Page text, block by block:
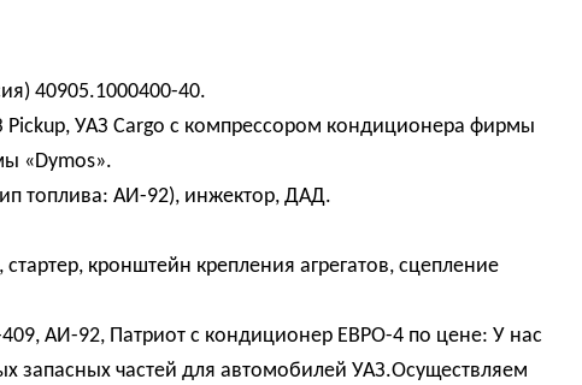
40905.1000400-40.
Pickup, УАЗ Cargo с компрессором кондиционера фирмы
«Dymos».
топлива: АИ-92), инжектор, ДАД.
кронштейн крепления агрегатов, сцепление
АИ-92, Патриот с кондиционер ЕВРО-4 по цене: У нас
запасных частей для автомобилей УАЗ.Осуществляем